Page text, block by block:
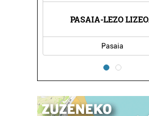
PASAIA-LEZO LIZEOA